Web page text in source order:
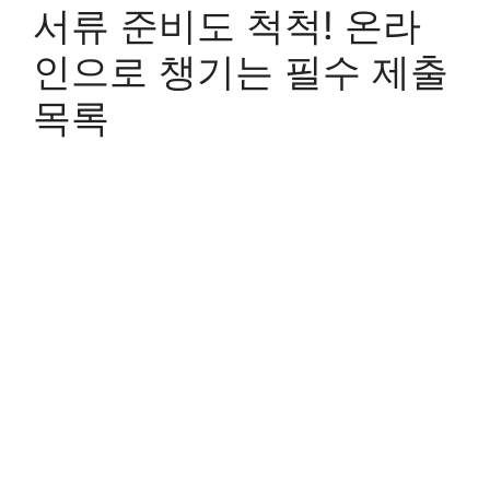
서류 준비도 척척! 온라
인으로 챙기는 필수 제출
목록